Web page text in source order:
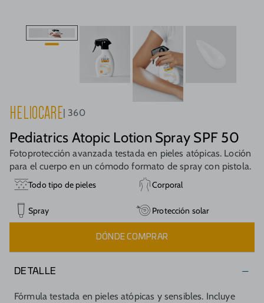
HELIOCARE 360
Pediatrics Atopic Lotion Spray SPF 50
Fotoprotección avanzada testada en pieles atópicas. Loción
para el cuerpo en un cómodo formato de spray con pistola.
Todo tipo de pieles Corporal
Spray Protección solar
DÓNDE COMPRAR
DETALLE
Fórmula testada en pieles atópicas y sensibles. Incluye